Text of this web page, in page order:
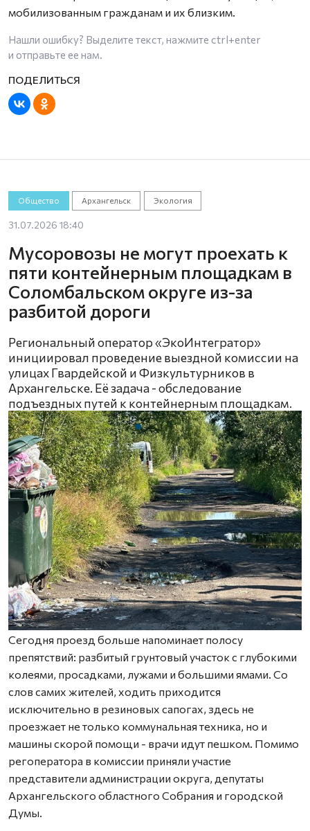
мобилизованным гражданам и их близким.
Нашли ошибку? Выделите текст, нажмите ctrl+enter
и отправьте ее нам.
Общество Архангельск Экология
31.07.2026 18:40
Мусоровозы не могут проехать к
пяти контейнерным площадкам в
Соломбальском округе из-за
разбитой дороги
Региональный оператор «ЭкоИнтегратор»
инициировал проведение выездной комиссии на
улицах Гвардейской и Физкультурников в
Архангельске. Её задача - обследование
подъездных путей к контейнерным площадкам.
Сегодня проезд больше напоминает полосу
препятствий: разбитый грунтовый участок с глубокими
колеями, просадками, лужами и большими ямами. Со
слов самих жителей, ходить приходится
исключительно в резиновых сапогах, здесь не
проезжает не только коммунальная техника, но и
машины скорой помощи - врачи идут пешком. Помимо
регоператора в комиссии приняли участие
представители администрации округа, депутаты
Архангельского областного Собрания и городской
Думы.